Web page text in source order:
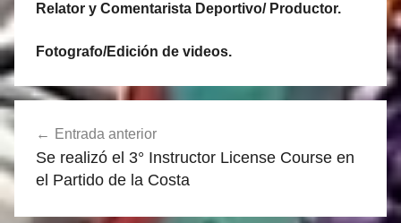
Relator y Comentarista Deportivo/ Productor.
Fotografo/Edición de videos.
Navegación
de
entradas
Entrada anterior
Se realizó el 3° Instructor License Course en
el Partido de la Costa